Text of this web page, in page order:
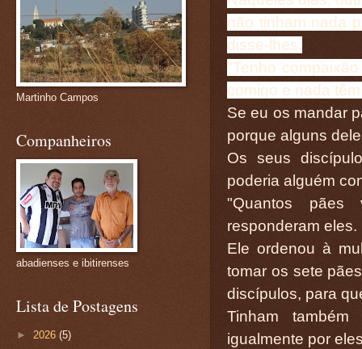
não tinham nada
disse-lhes:
"Tenho
comigo e nada
Se eu os mandar
porque alguns
Os seus
poderia alguém
"Quantos pães
responderam eles.
Ele ordenou à
tomar os sete
discípulos, para
Tinham
igualmente por
Martinho Campos
Companheiros
abadienses e ibitirenses
Lista de Postagens
► 2026 (5)